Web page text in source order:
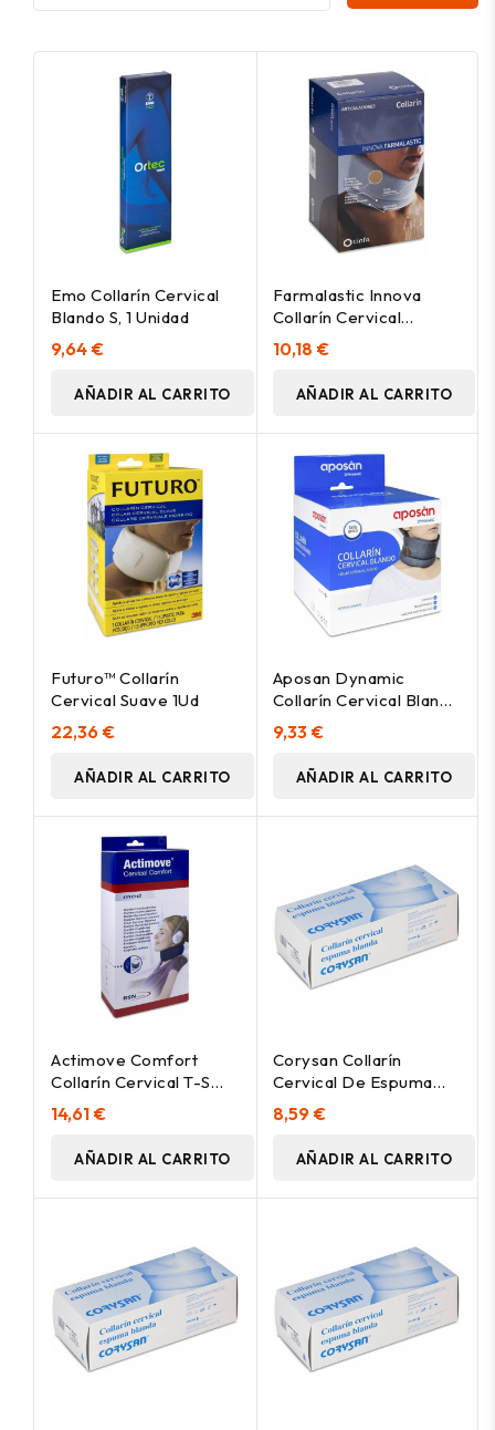
Emo Collarín Cervical
Blando S, 1 Unidad
9,64 €
AÑADIR AL CARRITO
Farmalastic Innova
Collarín Cervical
Adultos Talla Única, 1 Ud
10,18 €
AÑADIR AL CARRITO
Futuro™ Collarín
Cervical Suave 1Ud
22,36 €
AÑADIR AL CARRITO
Aposan Dynamic
Collarín Cervical Blando
Talla Única 1Ud
9,33 €
AÑADIR AL CARRITO
Actimove Comfort
Collarín Cervical T-S
1Ud
14,61 €
AÑADIR AL CARRITO
Corysan Collarín
Cervical De Espuma
Blanda Talla 3, 1 Ud
8,59 €
AÑADIR AL CARRITO